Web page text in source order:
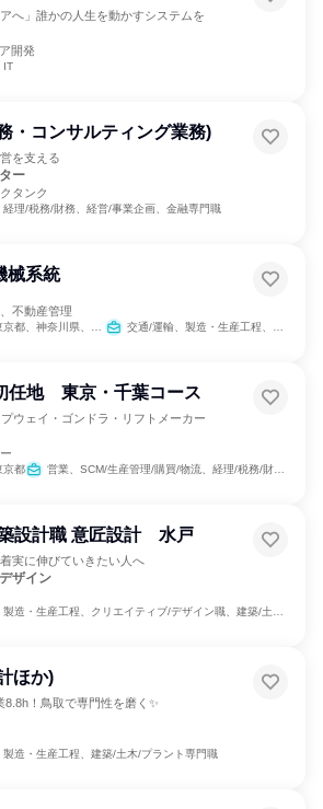
へ」誰かの人生を動かすシステムを
開発
IT
・コンサルティング業務)
を支える
ー
タンク
経理/税務/財務、経営/事業企画、金融専門職
系統
不動産管理
、岐阜県、静岡県、愛知県、三重県、滋賀県、京都府、大阪府 交通/運輸、製造・生産工程、建築/土木/プラント専門職
任地 東京・千葉コース
ウェイ・ゴンドラ・リフトメーカー
京都 営業、SCM/生産管理/購買/物流、経理/税務/財務、人事、総務、建築/土木/プラント専門職
設計職 意匠設計 水戸
実に伸びていきたい人へ
ザイン
製造・生産工程、クリエイティブ/デザイン職、建築/土木/プラント専門職
ほか)
8.8h！鳥取で専門性を磨く​✨
製造・生産工程、建築/土木/プラント専門職